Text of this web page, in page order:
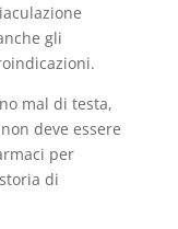
gli
mal di testa,
deve essere
per
di